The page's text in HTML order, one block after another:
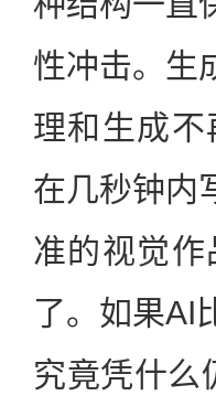
性冲击。生
理和生成不
在几秒钟内
准的视觉
了。如果AI
究竟凭什么